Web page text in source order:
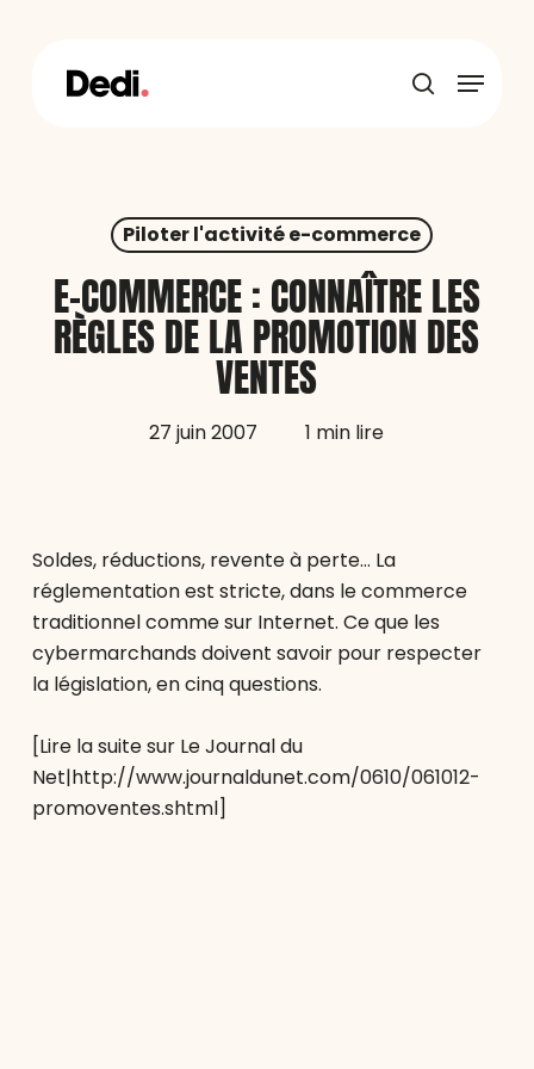
recherche
Menu
Piloter l'activité e-commerce
E-COMMERCE : CONNAÎTRE LES
RÈGLES DE LA PROMOTION DES
VENTES
27 juin 2007 1 min lire
Soldes, réductions, revente à perte… La
réglementation est stricte, dans le commerce
traditionnel comme sur Internet. Ce que les
cybermarchands doivent savoir pour respecter
la législation, en cinq questions.
[Lire la suite sur Le Journal du
Net|http://www.journaldunet.com/0610/061012-
promoventes.shtml]